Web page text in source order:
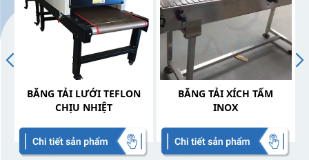
BĂNG TẢI LƯỚI TEFLON
CHỊU NHIỆT
BĂNG TẢI XÍCH TẤM
INOX